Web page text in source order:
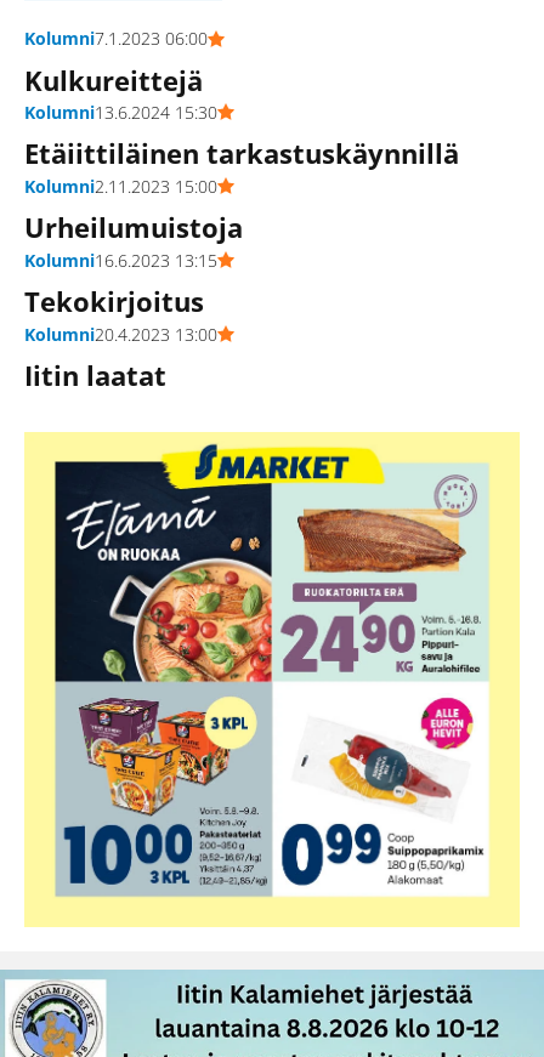
Kolumni7.1.2023 06:00
Kulkureittejä
Kolumni13.6.2024 15:30
Etäiittiläinen tarkastuskäynnillä
Kolumni2.11.2023 15:00
Urheilumuistoja
Kolumni16.6.2023 13:15
Tekokirjoitus
Kolumni20.4.2023 13:00
Iitin laatat